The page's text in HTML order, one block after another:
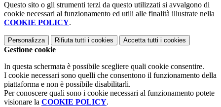
Questo sito o gli strumenti terzi da questo utilizzati si avvalgono di
cookie necessari al funzionamento ed utili alle finalità illustrate nella
COOKIE POLICY.
Personalizza Rifiuta tutti i cookies Accetta tutti i cookies
Gestione cookie
In questa schermata è possibile scegliere quali cookie consentire.
I cookie necessari sono quelli che consentono il funzionamento della
piattaforma e non è possibile disabilitarli.
Per conoscere quali sono i cookie necessari al funzionamento potete
visionare la COOKIE POLICY.